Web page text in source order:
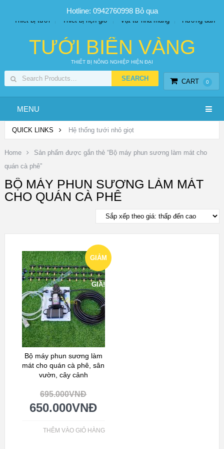
SP PHUN SƯƠNG GIÁ TỐT Bộ KIT tưới
Thiết bị tưới
Thiết bị hẹn giờ Vật tư nhà màng Hướng dẫn
TƯỚI BIỂN VÀNG
THIẾT BỊ NÔNG NGHIỆP HIỆN ĐẠI
CART 0
MENU
QUICK LINKS Hệ thống tưới nhỏ giọt
Home
Sản phẩm được gắn thẻ “Bộ máy phun sương làm mát cho
quán cà phê”
BỘ MÁY PHUN SƯƠNG LÀM MÁT
CHO QUÁN CÀ PHÊ
GIẢM
GIÁ!
Bộ máy phun sương làm
mát cho quán cà phê, sân
vườn, cây cảnh
695.000VNĐ
650.000VNĐ
THÊM VÀO GIỎ HÀNG
Hotline: 0942760998 Bỏ qua